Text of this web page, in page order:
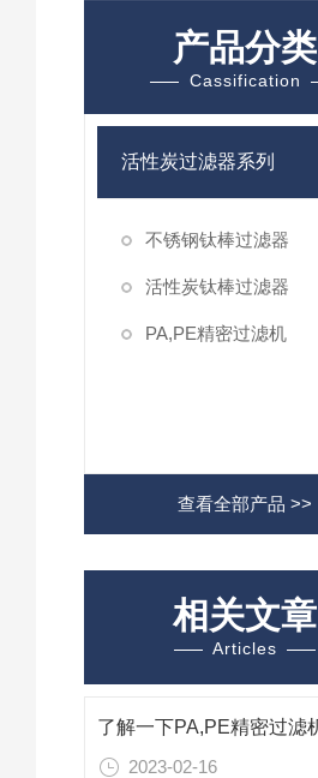
产品分类
Cassification
活性炭过滤器系列
不锈钢钛棒过滤器
活性炭钛棒过滤器
PA,PE精密过滤机
查看全部产品 >>
相关文章
Articles
2023-02-16